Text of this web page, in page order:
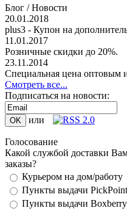
Блог / Новости
20.01.2018
plus3 - Купон на
11.01.2017
Розничные скидки до 20%.
23.11.2014
Специальная цена оптовым
Смотреть все...
Подписаться на новости:
или
Голосование
Какой службой доставки
заказы?
Курьером на дом/работу
Пункты выдачи PickPoint
Пункты выдачи Boxberry